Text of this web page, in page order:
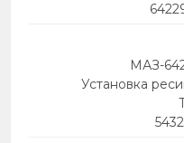
МАЗ-
Установка